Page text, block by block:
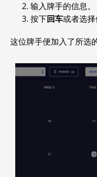
输入牌手的信息。
按下回车或者选
这位牌手便加入了所选